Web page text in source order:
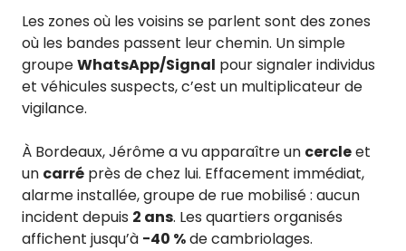
Les zones où les voisins se parlent sont des zones
où les bandes passent leur chemin. Un simple
groupeWhatsApp/Signal pour signaler individus
et véhicules suspects, c’est un multiplicateur de
vigilance.
À Bordeaux, Jérôme a vu apparaître un cercleet
un carré près de chez lui. Effacement immédiat,
alarme installée, groupe de rue mobilisé : aucun
incident depuis 2 ans. Les quartiers organisés
affichent jusqu’à −40 %de cambriolages.